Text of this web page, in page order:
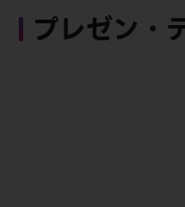
プレゼン・